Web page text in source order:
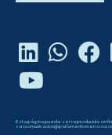
Esta página puede ser reproducida sin